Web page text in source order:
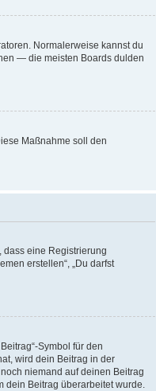
Normalerweise kannst du
— die meisten Boards dulden
Maßnahme soll den
dass eine Registrierung
erstellen“, „Du darfst
Symbol für den
wird dein Beitrag in der
niemand auf deinen Beitrag
Beitrag überarbeitet wurde.